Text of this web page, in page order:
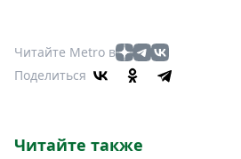
Читайте Metro в
Поделиться
Читайте также